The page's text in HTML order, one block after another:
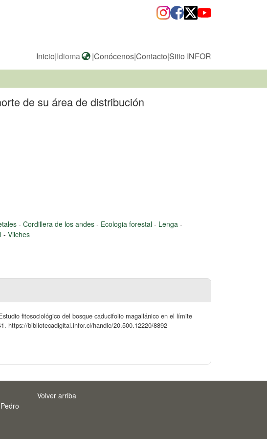
Inicio|Idioma |Conócenos|Contacto|Sitio INFOR
de su área de distribución
- Cordillera de los andes - Ecologia forestal - Lenga -
- Vilches
fitosociológico del bosque caducifolio magallánico en el límite
https://bibliotecadigital.infor.cl/handle/20.500.12220/8892
Volver arriba